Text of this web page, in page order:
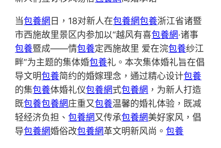
当包養網 日，18对新人在包養網包養浙江省诸暨
市西施故里景区内参加以“越风有喜包養網·诸事
包養暨成——情包養定西施故里 爱在浣包養纱江
畔”为主题的集体婚包養礼。本次集体婚礼旨在倡
导文明包養简约的婚嫁理念，通过精心设计包養
的集包養体婚礼仪包養網式包養網 ，为新人打造
既包養包養網庄重又包養温馨的婚礼体验，既减
轻经济负担、包養網又传承包養網美好家风，倡
导包養網婚俗改包養網革文明新风尚。包養